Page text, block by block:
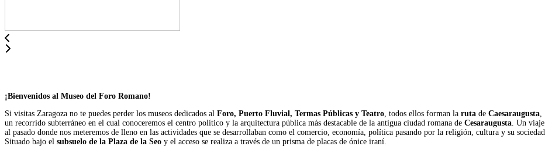
¡Bienvenidos al Museo del Foro Romano!
Si visitas Zaragoza no te puedes perder los museos dedicados al Foro, Puerto Fluvial, Termas Públicas y Teatro , todos ellos forman la ruta de Caesaraugusta
un recorrido subterráneo en el cual conoceremos el centro político y la arquitectura pública más destacable de la antigua ciudad romana de Cesaraugusta . Un viaje
al pasado donde nos meteremos de lleno en las actividades que se desarrollaban como el comercio, economía, política pasando por la religión, cultura y su sociedad.
Situado bajo el subsuelo de la Plaza de la Seo y el acceso se realiza a través de un prisma de placas de ónice iraní.